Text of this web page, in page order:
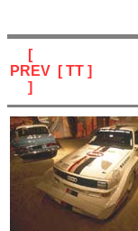
[
PREV
]
[ TT ]